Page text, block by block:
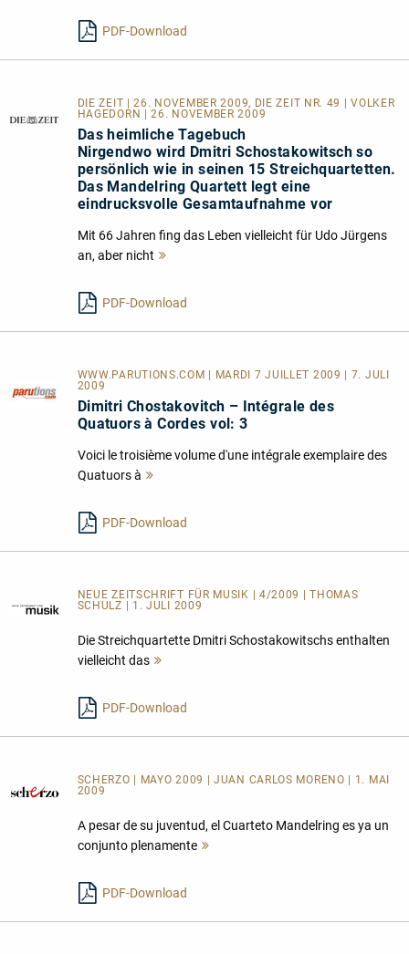
PDF-Download
DIE ZEIT | 26. NOVEMBER 2009, DIE ZEIT NR. 49 | VOLKER
HAGEDORN | 26. NOVEMBER 2009
Das heimliche Tagebuch
Nirgendwo wird Dmitri Schostakowitsch so
persönlich wie in seinen 15 Streichquartetten.
Das Mandelring Quartett legt eine
eindrucksvolle Gesamtaufnahme vor
Mit 66 Jahren fing das Leben vielleicht für Udo Jürgens
an, aber nicht
PDF-Download
WWW.PARUTIONS.COM | MARDI 7 JUILLET 2009 | 7. JULI
2009
Dimitri Chostakovitch – Intégrale des
Quatuors à Cordes vol: 3
Voici le troisième volume d'une intégrale exemplaire des
Quatuors à
PDF-Download
NEUE ZEITSCHRIFT FÜR MUSIK | 4/2009 | THOMAS
SCHULZ | 1. JULI 2009
Die Streichquartette Dmitri Schostakowitschs enthalten
vielleicht das
PDF-Download
SCHERZO | MAYO 2009 | JUAN CARLOS MORENO | 1. MAI
2009
A pesar de su juventud, el Cuarteto Mandelring es ya un
conjunto plenamente
PDF-Download